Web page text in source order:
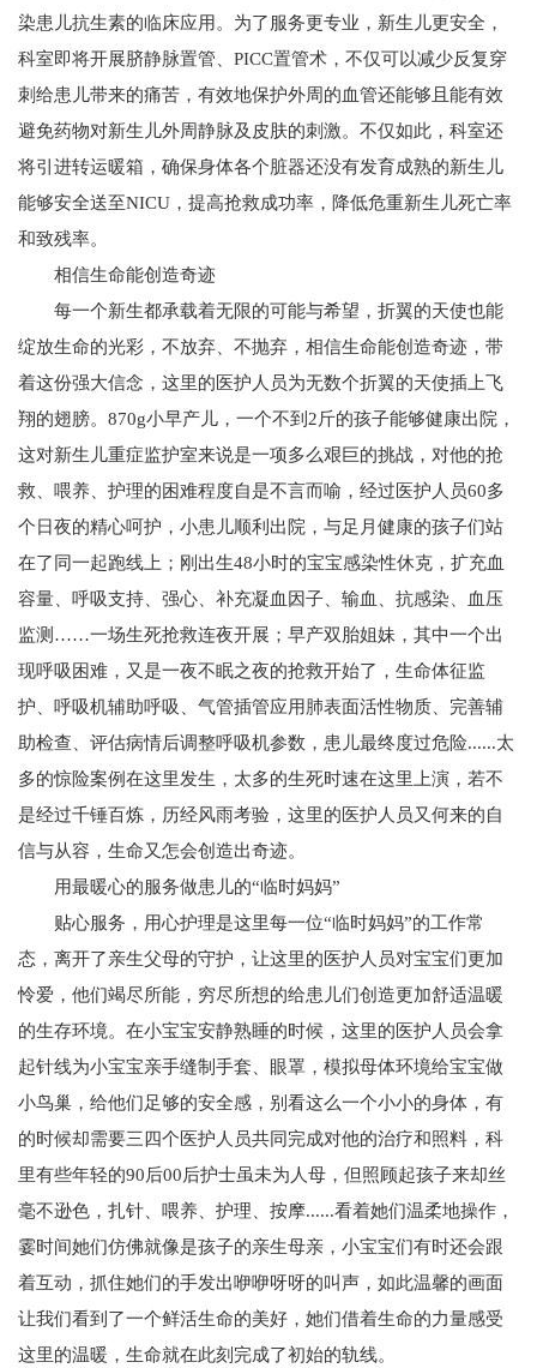
染患儿抗生素的临床应用。为了服务更专业，新生儿更安全，
科室即将开展脐静脉置管、PICC置管术，不仅可以减少反复穿
刺给患儿带来的痛苦，有效地保护外周的血管还能够且能有效
避免药物对新生儿外周静脉及皮肤的刺激。不仅如此，科室还
将引进转运暖箱，确保身体各个脏器还没有发育成熟的新生儿
能够安全送至NICU，提高抢救成功率，降低危重新生儿死亡率
和致残率。
相信生命能创造奇迹
每一个新生都承载着无限的可能与希望，折翼的天使也能
绽放生命的光彩，不放弃、不抛弃，相信生命能创造奇迹，带
着这份强大信念，这里的医护人员为无数个折翼的天使插上飞
翔的翅膀。870g小早产儿，一个不到2斤的孩子能够健康出院，
这对新生儿重症监护室来说是一项多么艰巨的挑战，对他的抢
救、喂养、护理的困难程度自是不言而喻，经过医护人员60多
个日夜的精心呵护，小患儿顺利出院，与足月健康的孩子们站
在了同一起跑线上；刚出生48小时的宝宝感染性休克，扩充血
容量、呼吸支持、强心、补充凝血因子、输血、抗感染、血压
监测……一场生死抢救连夜开展；早产双胎姐妹，其中一个出
现呼吸困难，又是一夜不眠之夜的抢救开始了，生命体征监
护、呼吸机辅助呼吸、气管插管应用肺表面活性物质、完善辅
助检查、评估病情后调整呼吸机参数，患儿最终度过危险......太
多的惊险案例在这里发生，太多的生死时速在这里上演，若不
是经过千锤百炼，历经风雨考验，这里的医护人员又何来的自
信与从容，生命又怎会创造出奇迹。
用最暖心的服务做患儿的“临时妈妈”
贴心服务，用心护理是这里每一位“临时妈妈”的工作常
态，离开了亲生父母的守护，让这里的医护人员对宝宝们更加
怜爱，他们竭尽所能，穷尽所想的给患儿们创造更加舒适温暖
的生存环境。在小宝宝安静熟睡的时候，这里的医护人员会拿
起针线为小宝宝亲手缝制手套、眼罩，模拟母体环境给宝宝做
小鸟巢，给他们足够的安全感，别看这么一个小小的身体，有
的时候却需要三四个医护人员共同完成对他的治疗和照料，科
里有些年轻的90后00后护士虽未为人母，但照顾起孩子来却丝
毫不逊色，扎针、喂养、护理、按摩......看着她们温柔地操作，
霎时间她们仿佛就像是孩子的亲生母亲，小宝宝们有时还会跟
着互动，抓住她们的手发出咿咿呀呀的叫声，如此温馨的画面
让我们看到了一个鲜活生命的美好，她们借着生命的力量感受
这里的温暖，生命就在此刻完成了初始的轨线。